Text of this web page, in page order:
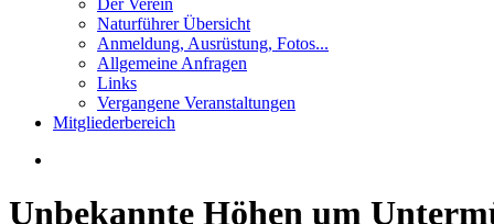
Der Verein
Naturführer Übersicht
Anmeldung, Ausrüstung, Fotos...
Allgemeine Anfragen
Links
Vergangene Veranstaltungen
Mitgliederbereich
Unbekannte Höhen um